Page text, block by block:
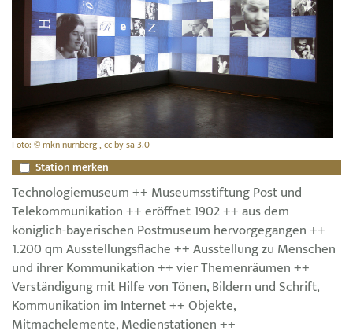
Foto: © mkn nürnberg , cc by-sa 3.0
Station merken
Technologiemuseum ++ Museumsstiftung Post und
Telekommunikation ++ eröffnet 1902 ++ aus dem
königlich-bayerischen Postmuseum hervorgegangen ++
1.200 qm Ausstellungsfläche ++ Ausstellung zu Menschen
und ihrer Kommunikation ++ vier Themenräumen ++
Verständigung mit Hilfe von Tönen, Bildern und Schrift,
Kommunikation im Internet ++ Objekte,
Mitmachelemente, Medienstationen ++